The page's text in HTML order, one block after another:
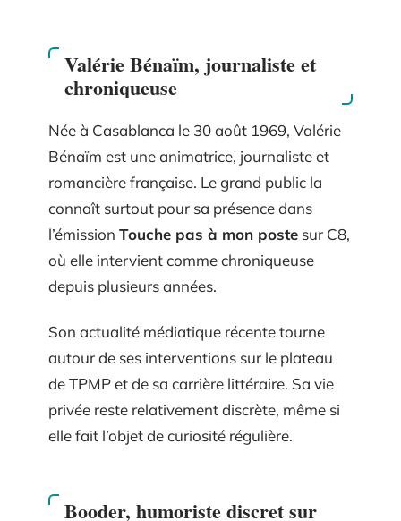
Valérie Bénaïm, journaliste et
chroniqueuse
Née à Casablanca le 30 août 1969, Valérie
Bénaïm est une animatrice, journaliste et
romancière française. Le grand public la
connaît surtout pour sa présence dans
l’émission Touche pas à mon poste sur C8,
où elle intervient comme chroniqueuse
depuis plusieurs années.
Son actualité médiatique récente tourne
autour de ses interventions sur le plateau
de TPMP et de sa carrière littéraire. Sa vie
privée reste relativement discrète, même si
elle fait l’objet de curiosité régulière.
Booder, humoriste discret sur